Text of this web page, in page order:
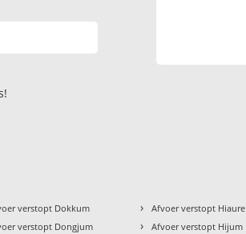
verstopt Dokkum
verstopt Dongjum
› Afvoer verstopt Hiaure
› Afvoer verstopt Hijum